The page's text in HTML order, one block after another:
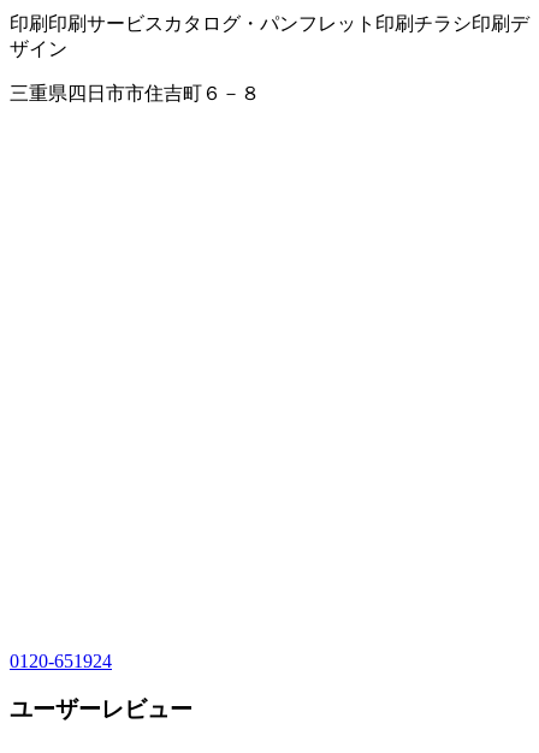
印刷 印刷サービス カタログ・パンフレット印刷チラシ印刷 デ
ザイン
三重県四日市市住吉町６－８
0120-651924
ユーザーレビュー